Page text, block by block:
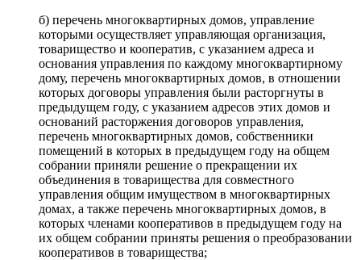
б) перечень многоквартирных домов, управление
которыми осуществляет управляющая организация,
товарищество и кооператив, с указанием адреса и
основания управления по каждому многоквартирному
дому, перечень многоквартирных домов, в отношении
которых договоры управления были расторгнуты в
предыдущем году, с указанием адресов этих домов и
оснований расторжения договоров управления,
перечень многоквартирных домов, собственники
помещений в которых в предыдущем году на общем
собрании приняли решение о прекращении их
объединения в товарищества для совместного
управления общим имуществом в многоквартирных
домах, а также перечень многоквартирных домов, в
которых членами кооперативов в предыдущем году на
их общем собрании приняты решения о преобразовании
кооперативов в товарищества;